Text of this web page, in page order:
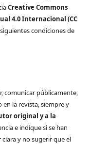
Creative Commons
4.0 Internacional (CC
condiciones de
comunicar públicamente,
la revista, siempre y
original y a la
e indique si se han
y no sugerir que el